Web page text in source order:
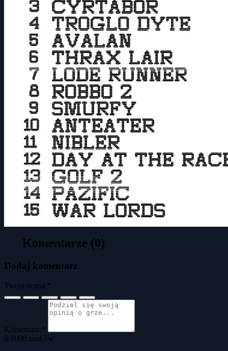
Komentarze (0)
Dodaj komentarz
Twoja ocena *
Komentarz *
0/1000 znaków